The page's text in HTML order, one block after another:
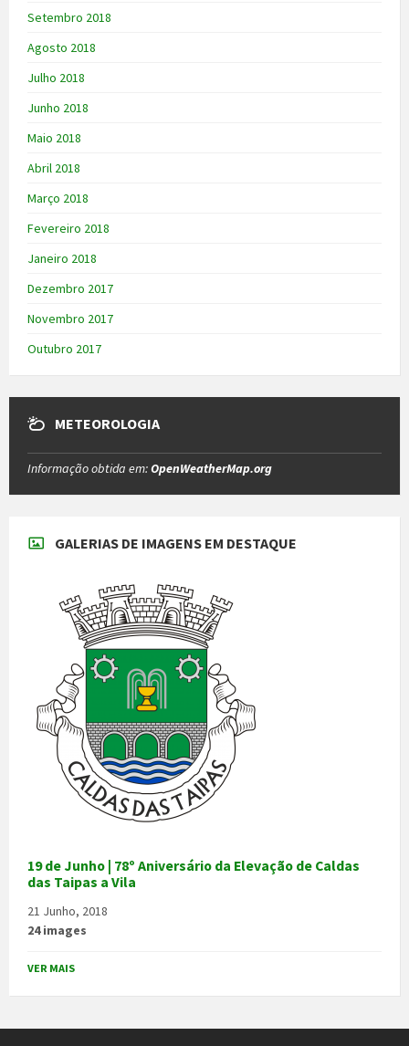
Setembro 2018
Agosto 2018
Julho 2018
Junho 2018
Maio 2018
Abril 2018
Março 2018
Fevereiro 2018
Janeiro 2018
Dezembro 2017
Novembro 2017
Outubro 2017
METEOROLOGIA
Informação obtida em:OpenWeatherMap.org
GALERIAS DE IMAGENS EM DESTAQUE
19 de Junho | 78º Aniversário da Elevação de Caldas
das Taipas a Vila
21 Junho, 2018
24 images
VER MAIS